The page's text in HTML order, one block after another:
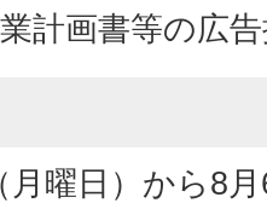
計画書等の広
月曜日）から8